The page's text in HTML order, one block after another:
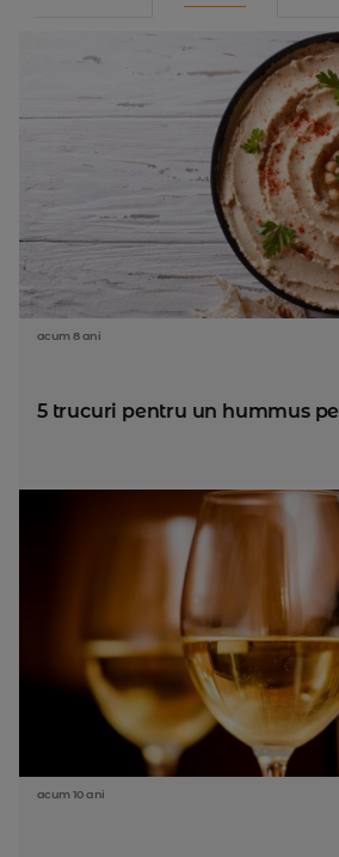
acum 8 ani
5 trucuri pentru un hummus
acum 10 ani